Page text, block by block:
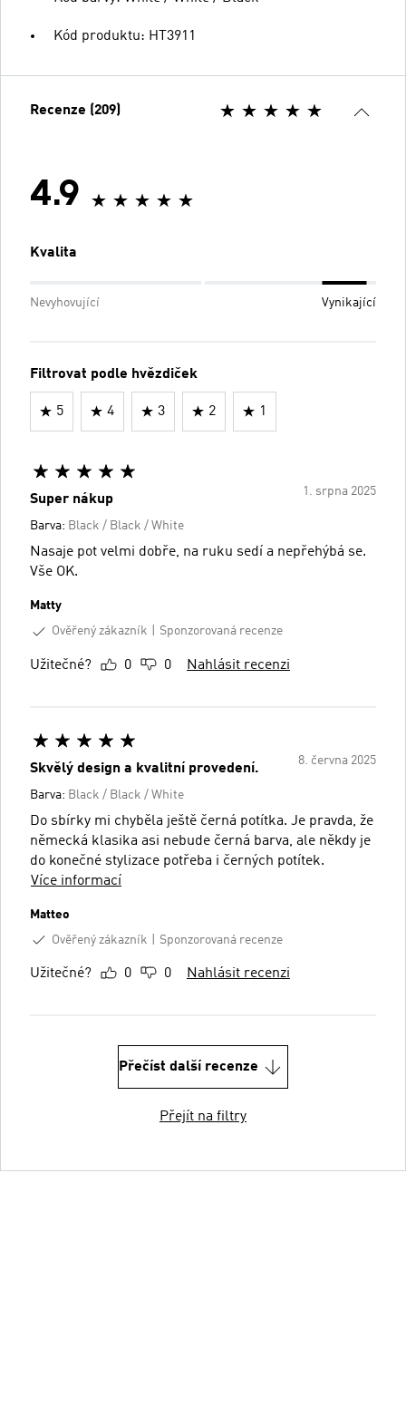
Kód produktu: HT3911
Recenze (209)
4.9
Kvalita
Nevyhovující Vynikající
Filtrovat podle hvězdiček
5 4 3 2 1
1. srpna 2025
Super nákup
Barva: Black / Black / White
Nasaje pot velmi dobře, na ruku sedí a nepřehýbá se.
Vše OK.
Matty
Ověřený zákazník
Sponzorovaná recenze
Užitečné? 0 0 Nahlásit recenzi
8. června 2025
Skvělý design a kvalitní provedení.
Barva: Black / Black / White
Do sbírky mi chyběla ještě černá potítka. Je pravda, že
německá klasika asi nebude černá barva, ale někdy je
do konečné stylizace potřeba i černých potítek.
Více informací
Matteo
Ověřený zákazník
Sponzorovaná recenze
Užitečné? 0 0 Nahlásit recenzi
Přečíst další recenze
Přejít na filtry